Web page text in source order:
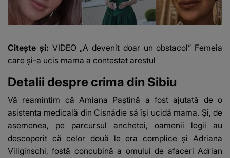
Citește și: VIDEO „A devenit doar un obstacol” Femeia
care și-a ucis mama a contestat arestul
Detalii despre crima din Sibiu
Vă reamintim că Amiana Paștină a fost ajutată de o
asistenta medicală din Cisnădie să își ucidă mama. Și, de
asemenea, pe parcursul anchetei, oamenii legii au
descoperit că celor două le era complice și Adriana
Viliginschi, fostă concubină a omului de afaceri Adrian